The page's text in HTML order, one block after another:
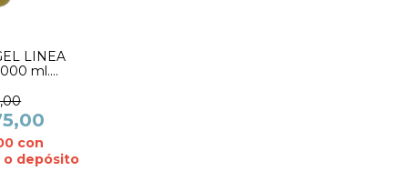
LINEA
ml.
con
o depósito